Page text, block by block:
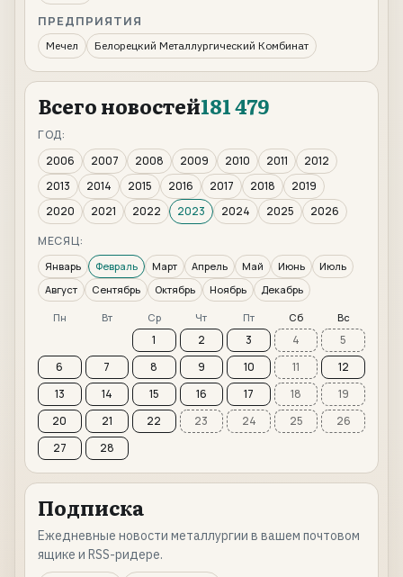
ПРЕДПРИЯТИЯ
Мечел Белорецкий Металлургический Комбинат
Всего новостей181 479
ГОД:
2006
2007 2008 2009 2010 2011
2012
2013
2014 2015 2016 2017 2018
2019
2020
2021 2022 2023 2024 2025
2026
МЕСЯЦ:
Январь Февраль Март Апрель Май Июнь
Июль
Август
Сентябрь Октябрь Ноябрь Декабрь
Пн Вт Ср Чт Пт Сб Вс
1 2 3 4
5
6
7 8 9 10 11
12
13
14 15 16 17 18
19
20
21 22 23 24 25
26
27
28
Подписка
Ежедневные новости металлургии в вашем почтовом
ящике и RSS-ридере.